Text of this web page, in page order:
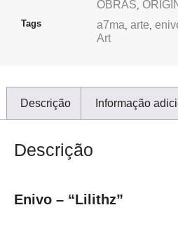
OBRAS,
Tags a7ma, arte,
Art
Descrição Informação
Descrição
Enivo – “Lilithz”